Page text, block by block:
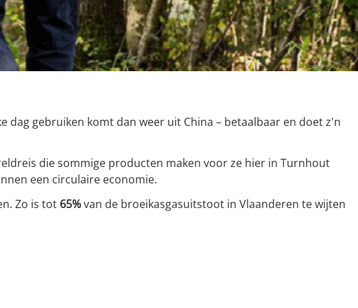
dag gebruiken komt dan weer uit China – betaalbaar en doet z'n
die sommige producten maken voor ze hier in Turnhout
een circulaire economie.
Zo is tot 65%van de broeikasgasuitstoot in Vlaanderen te wijten